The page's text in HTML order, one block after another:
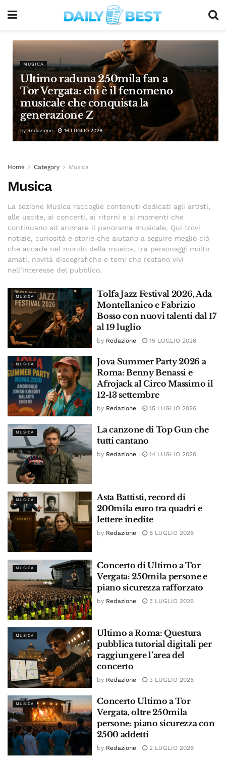
MUSICA
Ultimo raduna 250mila fan a
Tor Vergata: chi è il fenomeno
musicale che conquista la
generazione Z
by Redazione 16 LUGLIO 2026
Home Category Musica
Musica
La sezione Musica raccoglie contenuti dedicati agli artisti,
alle uscite, ai concerti, ai ritorni e ai momenti che
continuano ad animare il panorama musicale. Qui trovi
notizie, curiosità e storie che aiutano a seguire meglio ciò
che accade nel mondo della musica, tra personaggi molto
amati, novità discografiche e temi che restano vivi
nell’interesse del pubblico.
MUSICA
Tolfa Jazz Festival 2026, Ada
Montellanico e Fabrizio
Bosso con nuovi talenti dal 17
al 19 luglio
by Redazione 15 LUGLIO 2026
MUSICA
Jova Summer Party 2026 a
Roma: Benny Benassi e
Afrojack al Circo Massimo il
12-13 settembre
by Redazione 15 LUGLIO 2026
MUSICA
La canzone di Top Gun che
tutti cantano
by Redazione 14 LUGLIO 2026
MUSICA
Asta Battisti, record di
200mila euro tra quadri e
lettere inedite
by Redazione 8 LUGLIO 2026
MUSICA
Concerto di Ultimo a Tor
Vergata: 250mila persone e
piano sicurezza rafforzato
by Redazione 5 LUGLIO 2026
MUSICA
Ultimo a Roma: Questura
pubblica tutorial digitali per
raggiungere l’area del
concerto
by Redazione 3 LUGLIO 2026
MUSICA
Concerto Ultimo a Tor
Vergata, oltre 250mila
persone: piano sicurezza con
2500 addetti
by Redazione 2 LUGLIO 2026